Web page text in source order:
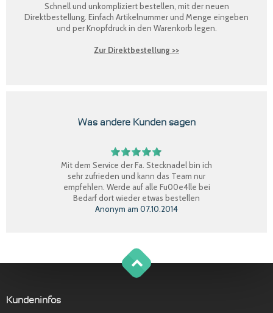
Schnell und unkompliziert bestellen, mit der neuen
Direktbestellung . Einfach Artikelnummer und Menge eingeben
und per Knopfdruck in den Warenkorb legen.
Zur Direktbestellung >>
Was andere Kunden sagen
Mit dem Service der Fa. Stecknadel bin ich
sehr zufrieden und kann das Team nur
empfehlen. Werde auf alle Fu00e4lle bei
Bedarf dort wieder etwas bestellen
Anonym am 07.10.2014
Claudia W.am08.09.2014
g
o
t
o
o
Kundeninfos